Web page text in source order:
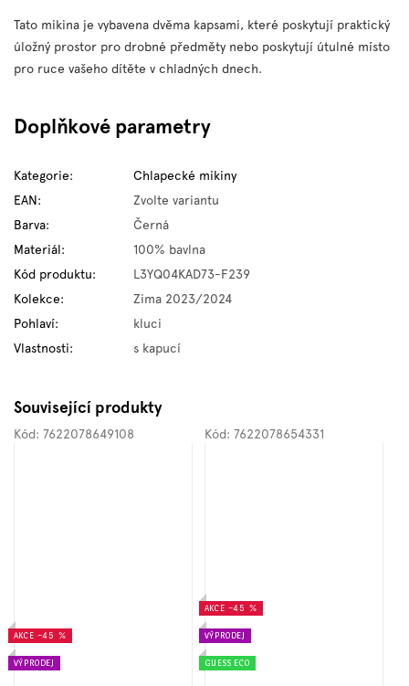
Tato mikina je vybavena dvěma kapsami, které poskytují praktický
úložný prostor pro drobné předměty nebo poskytují útulné místo
pro ruce vašeho dítěte v chladných dnech.
Doplňkové parametry
Kategorie:
Chlapecké mikiny
EAN:
Zvolte variantu
Barva:
Černá
Materiál:
100% bavlna
Kód produktu:
L3YQ04KAD73-F239
Kolekce:
Zima 2023/2024
Pohlaví:
kluci
Vlastnosti: s kapucí
Související produkty
AKCE –45 %
VÝPRODEJ
Kód: 7622078649108
AKCE –45 %
VÝPRODEJ
GUESS ECO
Kód: 7622078654331